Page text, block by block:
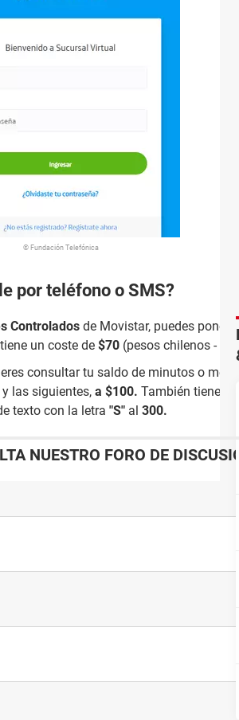
© Fundación Telefónica
por teléfono o SMS?
Controlados de Movistar, puedes
un coste de $70 (pesos chilenos -
consultar tu saldo de minutos o
las siguientes, a $100. También tienes
texto con la letra "S" al 300.
NUESTRO FORO DE